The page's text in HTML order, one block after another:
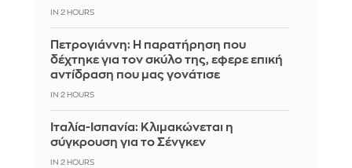
IN 2 HOURS
Πετρογιάννη: Η παρατήρηση που
δέχτηκε για τον σκύλο της, εφερε επική
αντίδραση που μας γονάτισε
IN 2 HOURS
Ιταλία-Ισπανία: Κλιμακώνεται η
σύγκρουση για το Σένγκεν
IN 2 HOURS